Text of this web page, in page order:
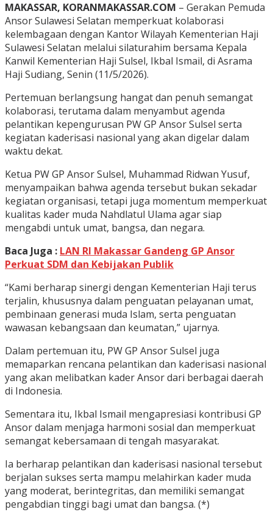
MAKASSAR, KORANMAKASSAR.COM – Gerakan Pemuda
Ansor Sulawesi Selatan memperkuat kolaborasi
kelembagaan dengan Kantor Wilayah Kementerian Haji
Sulawesi Selatan melalui silaturahim bersama Kepala
Kanwil Kementerian Haji Sulsel, Ikbal Ismail, di Asrama
Haji Sudiang, Senin (11/5/2026).
Pertemuan berlangsung hangat dan penuh semangat
kolaborasi, terutama dalam menyambut agenda
pelantikan kepengurusan PW GP Ansor Sulsel serta
kegiatan kaderisasi nasional yang akan digelar dalam
waktu dekat.
Ketua PW GP Ansor Sulsel, Muhammad Ridwan Yusuf,
menyampaikan bahwa agenda tersebut bukan sekadar
kegiatan organisasi, tetapi juga momentum memperkuat
kualitas kader muda Nahdlatul Ulama agar siap
mengabdi untuk umat, bangsa, dan negara.
Baca Juga : LAN RI Makassar Gandeng GP Ansor
Perkuat SDM dan Kebijakan Publik
“Kami berharap sinergi dengan Kementerian Haji terus
terjalin, khususnya dalam penguatan pelayanan umat,
pembinaan generasi muda Islam, serta penguatan
wawasan kebangsaan dan keumatan,” ujarnya.
Dalam pertemuan itu, PW GP Ansor Sulsel juga
memaparkan rencana pelantikan dan kaderisasi nasional
yang akan melibatkan kader Ansor dari berbagai daerah
di Indonesia.
Sementara itu, Ikbal Ismail mengapresiasi kontribusi GP
Ansor dalam menjaga harmoni sosial dan memperkuat
semangat kebersamaan di tengah masyarakat.
Ia berharap pelantikan dan kaderisasi nasional tersebut
berjalan sukses serta mampu melahirkan kader muda
yang moderat, berintegritas, dan memiliki semangat
pengabdian tinggi bagi umat dan bangsa. (*)